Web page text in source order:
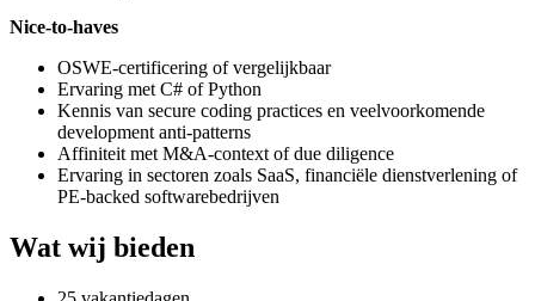
Nice-to-haves
OSWE-certificering of vergelijkbaar
Ervaring met C# of Python
Kennis van secure coding practices en veelvoorkomende
development anti-patterns
Affiniteit met M&A-context of due diligence
Ervaring in sectoren zoals SaaS, financiële dienstverlening of
PE-backed softwarebedrijven
Wat wij bieden